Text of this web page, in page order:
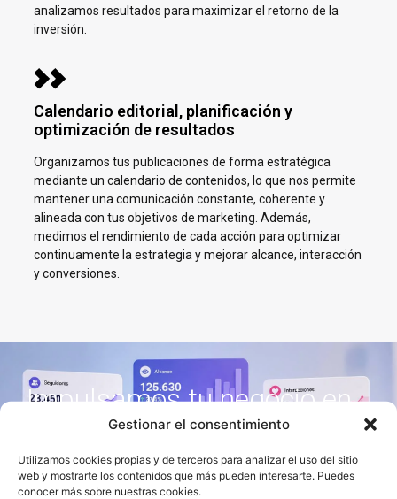
Gestionar el consentimiento
Utilizamos cookies propias y de terceros para analizar el uso del sitio
web y mostrarte los contenidos que más pueden interesarte. Puedes
conocer más sobre nuestras cookies.
analizamos resultados para maximizar el retorno de la
inversión.
Calendario editorial, planificación y
optimización de resultados
Organizamos tus publicaciones de forma estratégica
mediante un calendario de contenidos, lo que nos permite
mantener una comunicación constante, coherente y
alineada con tus objetivos de marketing. Además,
medimos el rendimiento de cada acción para optimizar
continuamente la estrategia y mejorar alcance, interacción
y conversiones.
Impulsamos tu negocio en
Redes Sociales en
Ciempozuelos
En AJA Publicidad te ayudamos a crecer en Social Media con